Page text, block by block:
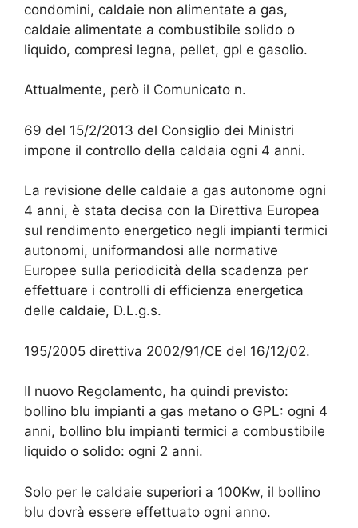
condomini, caldaie non alimentate a gas,
caldaie alimentate a combustibile solido o
liquido, compresi legna, pellet, gpl e gasolio.
Attualmente, però il Comunicato n.
69 del 15/2/2013 del Consiglio dei Ministri
impone il controllo della caldaia ogni 4 anni.
La revisione delle caldaie a gas autonome ogni
4 anni, è stata decisa con la Direttiva Europea
sul rendimento energetico negli impianti termici
autonomi, uniformandosi alle normative
Europee sulla periodicità della scadenza per
effettuare i controlli di efficienza energetica
delle caldaie, D.L.g.s.
195/2005 direttiva 2002/91/CE del 16/12/02.
Il nuovo Regolamento, ha quindi previsto:
bollino blu impianti a gas metano o GPL: ogni 4
anni, bollino blu impianti termici a combustibile
liquido o solido: ogni 2 anni.
Solo per le caldaie superiori a 100Kw, il bollino
blu dovrà essere effettuato ogni anno.